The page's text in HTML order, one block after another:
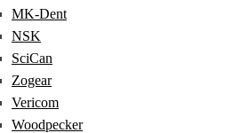
MK-Dent
NSK
SciCan
Zogear
Vericom
Woodpecker